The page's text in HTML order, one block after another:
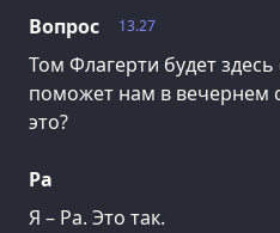
13.27
Вопрос
Том Флагерти будет
поможет нам в вечернем
это?
Ра
Я – Ра. Это так.